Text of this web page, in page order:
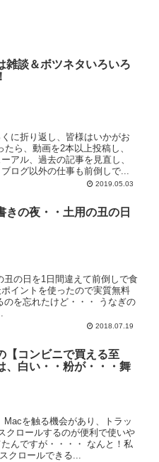
雑談＆ボツネタいろいろ
に折り返し、皆様はいかがお
ら、動画を2本以上投稿し、
アル、過去の記事を見直し、
ログ以外の仕事も前倒しで...
2019.05.03
きの夜・・土用の丑の日
の日を1日間違えて前倒しで食
イントを使ったので実質無料
を忘れたけど・・・ うなぎの
2018.07.19
【コンビニで買える至
、白い・・粉が・・・舞
を触る機会があり、トラッ
クロールするのが便利で使いや
んですが・・・・ なんと！私
クロールできる...